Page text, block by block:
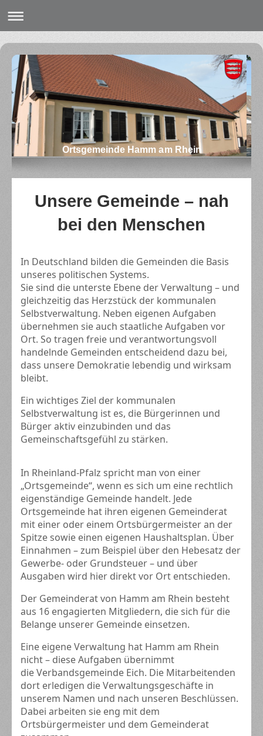
Ortsgemeinde Hamm am Rhein
Unsere Gemeinde – nah
bei den Menschen
In Deutschland bilden die Gemeinden die Basis
unseres politischen Systems.
Sie sind die unterste Ebene der Verwaltung – und
gleichzeitig das Herzstück der kommunalen
Selbstverwaltung. Neben eigenen Aufgaben
übernehmen sie auch staatliche Aufgaben vor
Ort. So tragen freie und verantwortungsvoll
handelnde Gemeinden entscheidend dazu bei,
dass unsere Demokratie lebendig und wirksam
bleibt.
Ein wichtiges Ziel der kommunalen
Selbstverwaltung ist es, die Bürgerinnen und
Bürger aktiv einzubinden und das
Gemeinschaftsgefühl zu stärken.
In Rheinland-Pfalz spricht man von einer
„Ortsgemeinde“, wenn es sich um eine rechtlich
eigenständige Gemeinde handelt. Jede
Ortsgemeinde hat ihren eigenen Gemeinderat
mit einer oder einem Ortsbürgermeister an der
Spitze sowie einen eigenen Haushaltsplan. Über
Einnahmen – zum Beispiel über den Hebesatz der
Gewerbe- oder Grundsteuer – und über
Ausgaben wird hier direkt vor Ort entschieden.
Der Gemeinderat von Hamm am Rhein besteht
aus 16 engagierten Mitgliedern, die sich für die
Belange unserer Gemeinde einsetzen.
Eine eigene Verwaltung hat Hamm am Rhein
nicht – diese Aufgaben übernimmt
dieVerbandsgemeinde Eich. Die Mitarbeitenden
dort erledigen die Verwaltungsgeschäfte in
unserem Namen und nach unseren Beschlüssen.
Dabei arbeiten sie eng mit dem
Ortsbürgermeister und dem Gemeinderat